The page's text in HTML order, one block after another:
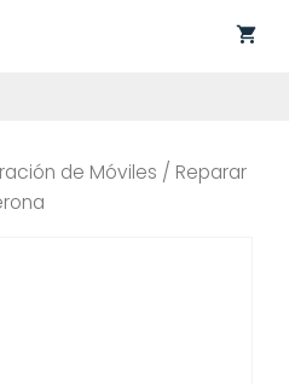
de Móviles / Reparar